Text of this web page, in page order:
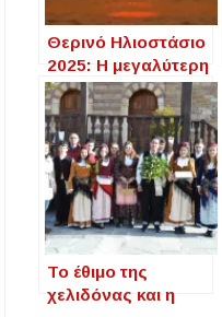
Θερινό Ηλιοστάσιο
2025: Η μεγαλύτερη
μέρα του χρόνου –
Πότε είναι και γιατί
συμβαίνει
Το έθιμο της
χελιδόνας και η